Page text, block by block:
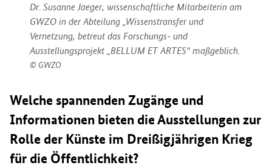
Dr. Susanne Jaeger, wissenschaftliche Mitarbeiterin am
GWZO in der Abteilung „Wissenstransfer und
Vernetzung, betreut das Forschungs- und
Ausstellungsprojekt „BELLUM ET ARTES“ maßgeblich.
GWZO
Welche spannenden Zugänge und
Informationen bieten die Ausstellungen zur
Rolle der Künste im Dreißigjährigen Krieg
für die Öffentlichkeit?